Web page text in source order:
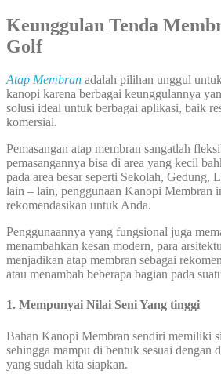
Keunggulan Tenda
Golf
Atap Membran adalah pilihan unggul
kanopi karena berbagai keunggulannya
solusi ideal untuk berbagai aplikasi, baik
komersial.
Pemasangan atap membran sangatlah
pemasangannya bisa di area yang kecil
pada area besar seperti Sekolah, Gedung,
lain – lain, penggunaan Kanopi Membran
rekomendasikan untuk Anda.
Penggunaannya yang fungsional juga
menambahkan kesan modern, para
menjadikan atap membran sebagai
atau menambah beberapa bagian pada
1. Mempunyai Nilai Seni Yang tinggi
Bahan Kanopi Membran sendiri memiliki
sehingga mampu di bentuk sesuai dengan
yang sudah kita siapkan.